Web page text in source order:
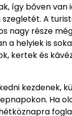
így bőven van
A
nagy része
a helyiek is
kertek és
kezdenek,
Ha